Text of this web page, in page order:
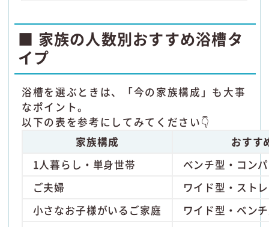
■ 家族の人数別おすすめ浴槽タ
イプ
浴槽を選ぶときは、「今の家族構成」も大事
なポイント。
以下の表を参考にしてみてください👇
家族構成
おすす
1人暮らし・単身世帯
ベンチ型・コン
ご夫婦
ワイド型・スト
小さなお子様がいるご家庭
ワイド型・ベン